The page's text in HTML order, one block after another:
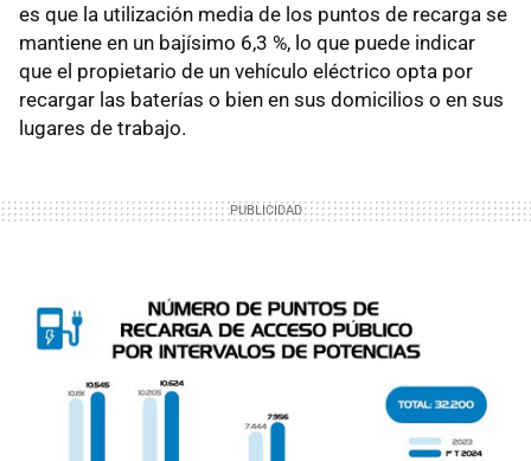
es que la utilización media de los puntos de recarga se
mantiene en un bajísimo 6,3 %, lo que puede indicar
que el propietario de un vehículo eléctrico opta por
recargar las baterías o bien en sus domicilios o en sus
lugares de trabajo.